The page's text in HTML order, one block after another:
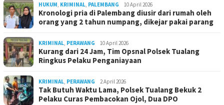
HUKUM, KRIMINAL, PALEMBANG 10 April 2026
Kronologi pria di Palembang diusir dari rumah oleh
orang yang 2 tahun numpang, dikejar pakai parang
KRIMINAL, PERAWANG 10 April 2026
Kurang dari 24 Jam, Tim Opsnal Polsek Tualang
Ringkus Pelaku Penganiayaan
KRIMINAL, PERAWANG 2 April 2026
Tak Butuh Waktu Lama, Polsek Tualang Bekuk 2
Pelaku Curas Pembacokan Ojol, Dua DPO